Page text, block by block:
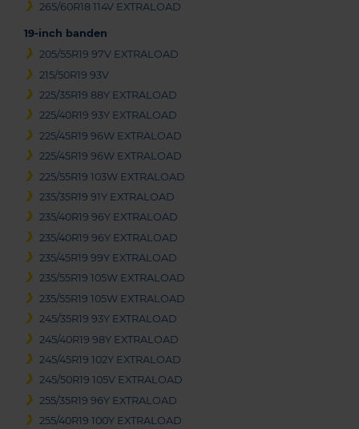
265/60R18 114V EXTRALOAD
19-inch banden
205/55R19 97V EXTRALOAD
215/50R19 93V
225/35R19 88Y EXTRALOAD
225/40R19 93Y EXTRALOAD
225/45R19 96W EXTRALOAD
225/45R19 96W EXTRALOAD
225/55R19 103W EXTRALOAD
235/35R19 91Y EXTRALOAD
235/40R19 96Y EXTRALOAD
235/40R19 96Y EXTRALOAD
235/45R19 99Y EXTRALOAD
235/55R19 105W EXTRALOAD
235/55R19 105W EXTRALOAD
245/35R19 93Y EXTRALOAD
245/40R19 98Y EXTRALOAD
245/45R19 102Y EXTRALOAD
245/50R19 105V EXTRALOAD
255/35R19 96Y EXTRALOAD
255/40R19 100Y EXTRALOAD